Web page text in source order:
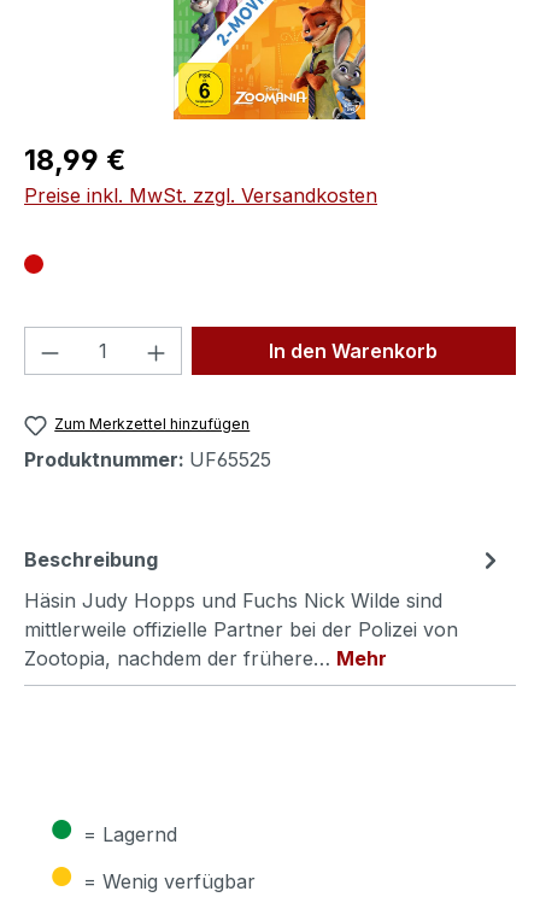
Regulärer Preis:
18,99 €
Preise inkl. MwSt. zzgl. Versandkosten
Produkt Anzahl: Gib denIn den Warenkorb
Zum Merkzettel hinzufügen
Produktnummer: UF65525
Beschreibung
Häsin Judy Hopps und Fuchs Nick Wilde sind
mittlerweile offizielle Partner bei der Polizei von
Zootopia, nachdem der frühere… Mehr
● = Lagernd
● = Wenig verfügbar